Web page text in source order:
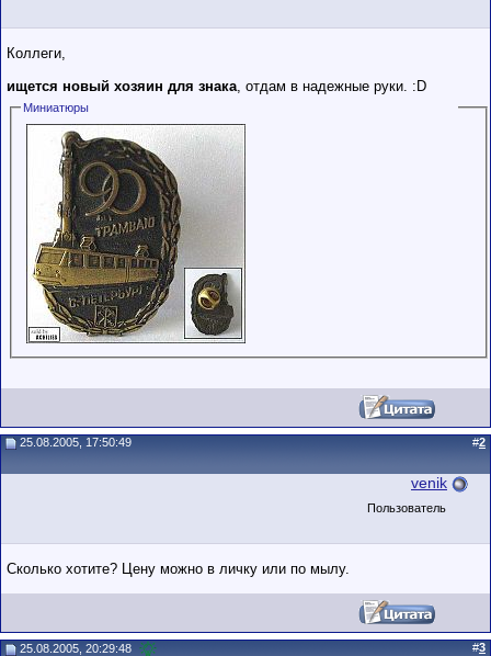
Коллеги,
ищется новый хозяин для знака, отдам в надежные руки. :D
Миниатюры
25.08.2005, 17:50:49 #2
venik
Пользователь
Сколько хотите? Цену можно в личку или по мылу.
25.08.2005, 20:29:48 #3